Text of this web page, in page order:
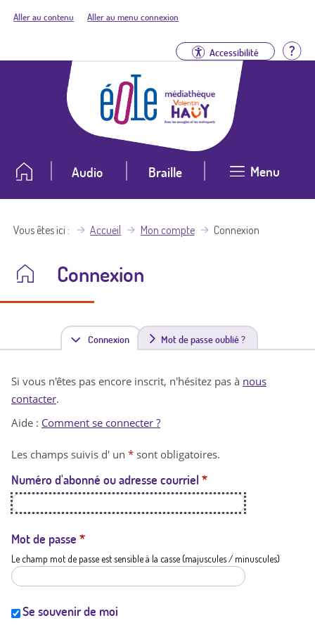
Aller au contenu Aller au menu connexion
Accessibilité
Audio Braille Menu
Vous êtes ici Accueil Mon compte Connexion
Connexion
Connexion(
n
t
a
t
i
Mot de passe oublié ?
Si vous n'êtes pas encore inscrit, n'hésitez pas à nous
contacter.
Aide : Comment se connecter ?
Les champs suivis d' un * sont obligatoires.
Numéro d'abonné ou adresse courriel *
Mot de passe *
Le champ mot de passe est sensible à la casse (majuscules / minuscules)
Se souvenir de moi